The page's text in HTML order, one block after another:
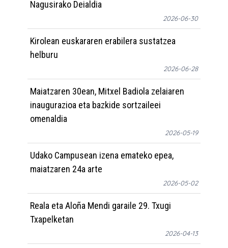
Nagusirako Deialdia
2026-06-30
Kirolean euskararen erabilera sustatzea
helburu
2026-06-28
Maiatzaren 30ean, Mitxel Badiola zelaiaren
inaugurazioa eta bazkide sortzaileei
omenaldia
2026-05-19
Udako Campusean izena emateko epea,
maiatzaren 24a arte
2026-05-02
Reala eta Aloña Mendi garaile 29. Txugi
Txapelketan
2026-04-13